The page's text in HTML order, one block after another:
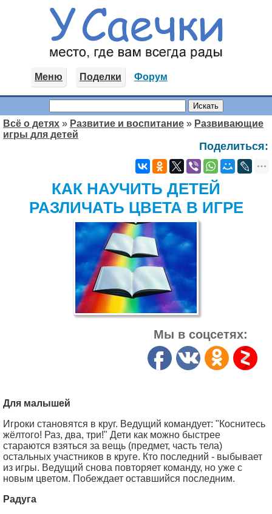
Меню Поделки Форум
Всё о детях » Развитие и воспитание » Развивающие
игры для детей
Поделиться:
КАК НАУЧИТЬ ДЕТЕЙ
РАЗЛИЧАТЬ ЦВЕТА В ИГРЕ
Мы в соцсетях:
Для малышей
Игроки становятся в круг. Ведущий командует: "Коснитесь
жёлтого! Раз, два, три!" Дети как можно быстрее
стараются взяться за вещь (предмет, часть тела)
остальных участников в круге. Кто последний - выбывает
из игры. Ведущий снова повторяет команду, но уже с
новым цветом. Побеждает оставшийся последним.
Радуга